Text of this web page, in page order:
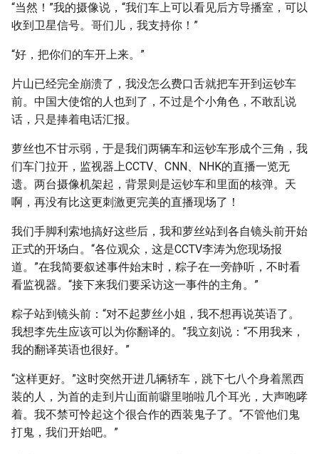
“当然！”我的摄像说，“我们车上可以看见后方导播室，可以
收到卫星信号。哥们儿，我支持你！”
“好，把你们的车开上来。”
片山已经完全崩溃了，我没怎么费口舌就把车开到运钞车
前。中国大使馆的人也到了，不过是个小角色，不敢乱说
话，只是捧着电话汇报。
萝丝也不甘示弱，于是我们两辆车和运钞车形成个三角，我
们车门拉开，监视器上CCTV、CNN、NHK的直播一览无
遗。两台摄像机架起，背景则是运钞车和里面的核弹。天
啊，再没有比这更刺激更完美的直播现场了！
我们手脚利索地搞好这些后，我和萝丝站到各自镜头前开始
正式的开场白。“各位观众，这是CCTV李涛为您现场报
道。”在我简要叙述事件始末时，粽子在一旁静听，不时看
看监视器。“接下来我们要采访这一事件的主角。”
粽子站到镜头前：“对不起萝丝小姐，我不想再说英语了。
我想李先生应该可以为你翻译的。”我立刻说：“不用我来，
我的翻译英语也很好。”
“这样更好。”这时突然开进几辆轿车，跳下七八个身着黑西
装的人，为首的走到片山面前噼里啪啦几个耳光，大声咆哮
着。我不禁可怜起这个很合作的西装鬼子了。“不管他们鬼
打鬼，我们开始吧。”